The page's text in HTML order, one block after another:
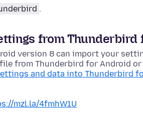
.
from Thunderbird
version 8 can import your
from Thunderbird for Android
and data into Thunderbird
mzl.la/4fmhW1U